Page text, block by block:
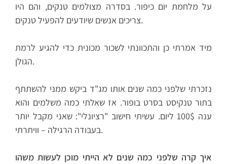
על מלחמת יום כיפור. בסדרה מצולמים טנקים, והם היו
צריכים אנשים שיודעים להפעיל טנקים.
מיד אמרתי כן והתכוונתי לשכור מכונית כדי להגיע לרמת
הגולן.
נזכרתי שלפני כמה שנים אותו מג"ד ביקש ממני להשתתף
בתור טנקיסט בסרט בופור. אז שאלתי כמה משלמים והוא
ענה 100$ ליום. עשיתי חישוב "רציונלי": שאני מקבל יותר
בעבודה הרגילה – וויתרתי.
איך קרה שלפני כמה שנים לא הייתי מוכן לעשות משהו